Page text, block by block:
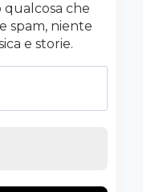
qualcosa che
spam, niente
e storie.